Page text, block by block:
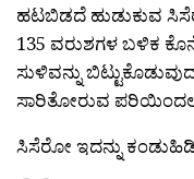
ಹಟಬಿಡದೆ ಹುಡುಕುವ
135 ವರುಶಗಳ ಬಳಿಕ
ಸುಳಿವನ್ನು
ಸಾರಿತೋರುವ
ಸಿಸೆರೋ ಇದನ್ನು